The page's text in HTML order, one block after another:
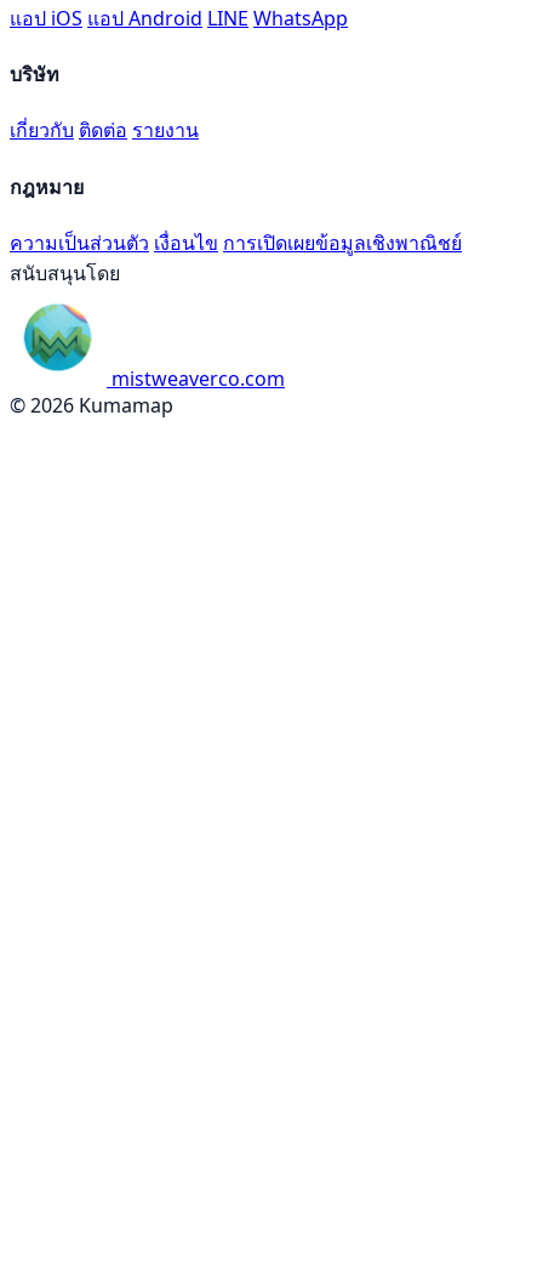
แอป iOS แอป Android LINE WhatsApp
บริษัท
เกี่ยวกับ ติดต่อ รายงาน
กฎหมาย
ความเป็นส่วนตัว เงื่อนไข การเปิดเผยข้อมูลเชิงพาณิชย์
สนับสนุนโดย
mistweaverco.com
© 2026 Kumamap